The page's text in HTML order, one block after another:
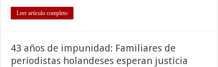
Leer artículo completo
43 años de impunidad: Familiares de
periodistas holandeses esperan justicia